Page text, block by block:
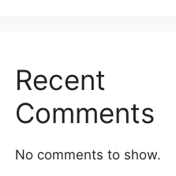
Recent
Comments
No comments to show.